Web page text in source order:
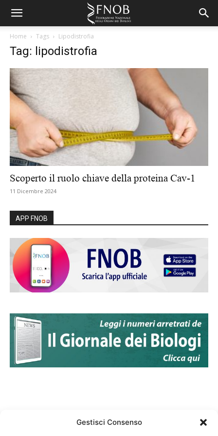
Gestisci Consenso
Home Tags Lipodistrofia
Tag: lipodistrofia
Scoperto il ruolo chiave della proteina Cav-1
11 Dicembre 2024
APP FNOB